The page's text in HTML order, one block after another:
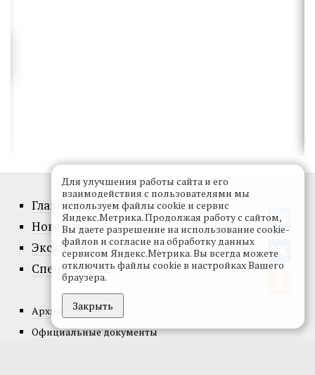
Главное
Новости
Эксклюзив
Спецпроекты
Архив номеров
Официальные документы
Для улучшения работы сайта и его
взаимодействия с пользователями мы
используем файлы cookie и сервис
Яндекс.Метрика. Продолжая работу с сайтом,
Вы даете разрешение на использование cookie-
файлов и согласие на обработку данных
сервисом Яндекс.Метрика. Вы всегда можете
отключить файлы cookie в настройках Вашего
браузера.
Закрыть